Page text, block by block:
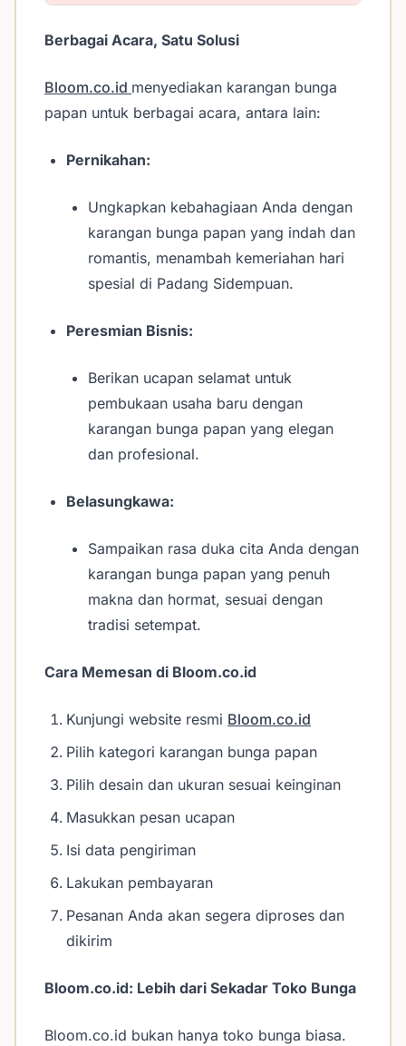
Berbagai Acara, Satu Solusi
Bloom.co.id menyediakan karangan bunga
papan untuk berbagai acara, antara lain:
Pernikahan:
Ungkapkan kebahagiaan Anda dengan
karangan bunga papan yang indah dan
romantis, menambah kemeriahan hari
spesial di Padang Sidempuan.
Peresmian Bisnis:
Berikan ucapan selamat untuk
pembukaan usaha baru dengan
karangan bunga papan yang elegan
dan profesional.
Belasungkawa:
Sampaikan rasa duka cita Anda dengan
karangan bunga papan yang penuh
makna dan hormat, sesuai dengan
tradisi setempat.
Cara Memesan di Bloom.co.id
Kunjungi website resmi Bloom.co.id
Pilih kategori karangan bunga papan
Pilih desain dan ukuran sesuai keinginan
Masukkan pesan ucapan
Isi data pengiriman
Lakukan pembayaran
Pesanan Anda akan segera diproses dan
dikirim
Bloom.co.id: Lebih dari Sekadar Toko Bunga
Bloom.co.id bukan hanya toko bunga biasa.